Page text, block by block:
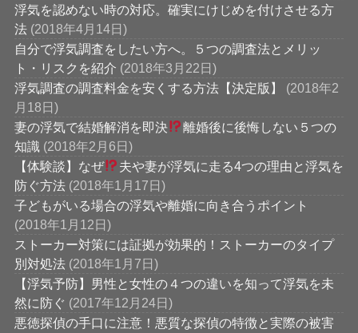
浮気を認めない時の対応。確実にけじめを付けさせる方
法 (2018年4月14日)
自分で浮気調査をしたい方へ。５つの調査法とメリッ
ト・リスクを紹介 (2018年3月22日)
浮気調査の調査料金を安くする方法【決定版】
(2018年2
月18日)
妻の浮気で結婚解消を即決
離婚後に後悔しない５つの
知識 (2018年2月6日)
【体験談】なぜ
夫や妻が浮気に走る4つの理由と浮気を
防ぐ方法 (2018年1月17日)
子どもがいる場合の浮気や離婚に向き合うポイント
(2018年1月12日)
ストーカー対策には証拠が効果的！ストーカーのタイプ
別対処法 (2018年1月7日)
【浮気予防】男性と女性の４つの違いを知って浮気を未
然に防ぐ (2017年12月24日)
悪徳探偵の手口に注意！悪質な探偵の特徴と実際の被害